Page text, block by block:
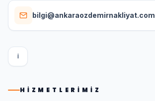
bilgi@ankaraozdemirnakliyat.com
I
HIZMETLERIMIZ